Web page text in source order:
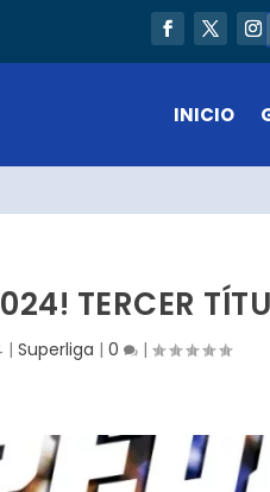
INICIO
TERCER
| Superliga | 0 |